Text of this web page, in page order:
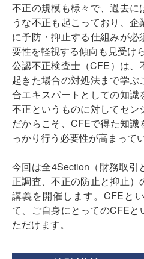
不正の規模も様々で、過去に
うな不正も起こっており、
に予防・抑止する仕組みが
要性を軽視する傾向も見受け
公認不正検査士（CFE）は
起きた場合の対処法まで学
合エキスパートとしての知識
不正というものに対してセ
だからこそ、CFEで得た知
っかり行う必要性が高まって
今回は全4Section（財務取引
正調査、不正の防止と抑止
講義を開催します。CFEと
て、ご自身にとってのCFE
ただけます。